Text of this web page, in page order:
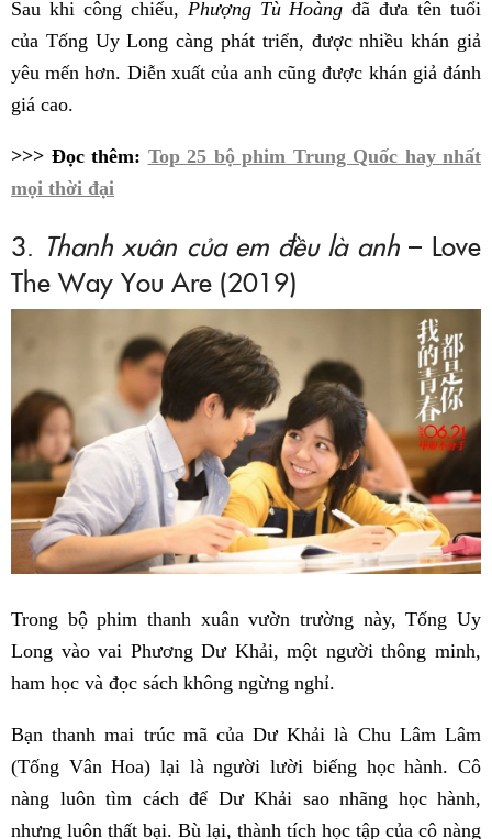
Sau khi công chiếu, Phượng Tù Hoàng đã đưa tên tuổi
của Tống Uy Long càng phát triển, được nhiều khán giả
yêu mến hơn. Diễn xuất của anh cũng được khán giả đánh
giá cao.
>>> Đọc thêm: Top 25 bộ phim Trung Quốc hay nhất
mọi thời đại
3. Thanh xuân của em đều là anh– Love
The Way You Are (2019)
Trong bộ phim thanh xuân vườn trường này, Tống Uy
Long vào vai Phương Dư Khải, một người thông minh,
ham học và đọc sách không ngừng nghỉ.
Bạn thanh mai trúc mã của Dư Khải là Chu Lâm Lâm
(Tống Vân Hoa) lại là người lười biếng học hành. Cô
nàng luôn tìm cách để Dư Khải sao nhãng học hành,
nhưng luôn thất bại. Bù lại, thành tích học tập của cô nàng